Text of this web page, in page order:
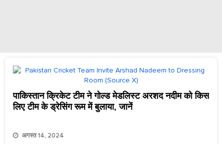
पाकिस्तान क्रिकेट टीम ने गोल्ड मेडलिस्ट अरशद नदीम को किस
लिए टीम के ड्रेसिंग रूम में बुलाया, जानें
अगस्त 14, 2024